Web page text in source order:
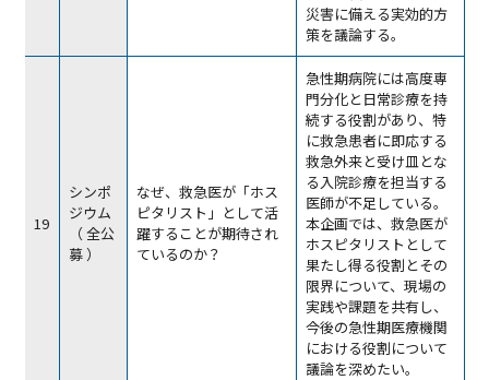
災害に備える実効的方
策を議論する。
19
シンポ
ジウム
（ 全公
募 ）
なぜ、救急医が「ホス
ピタリスト」として活
躍することが期待され
ているのか？
急性期病院には高度専
門分化と日常診療を持
続する役割があり、特
に救急患者に即応する
救急外来と受け皿とな
る入院診療を担当する
医師が不足している。
本企画では、救急医が
ホスピタリストとして
果たし得る役割とその
限界について、現場の
実践や課題を共有し、
今後の急性期医療機関
における役割について
議論を深めたい。